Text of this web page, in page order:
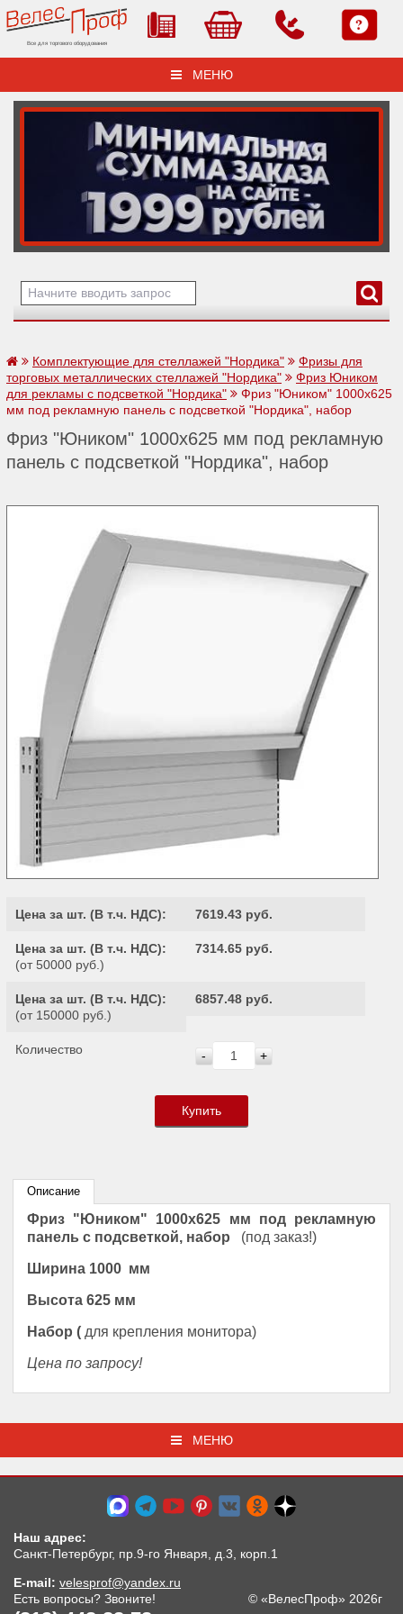
Все для торгового оборудования
МЕНЮ
Комплектующие для стеллажей "Нордика"
Фризы для
торговых металлических стеллажей "Нордика"
Фриз Юником
для рекламы с подсветкой "Нордика"
Фриз "Юником" 1000х625
мм под рекламную панель с подсветкой "Нордика", набор
Фриз "Юником" 1000х625 мм под рекламную
панель с подсветкой "Нордика", набор
Цена за шт. (В т.ч. НДС): 7619.43 руб.
Цена за шт. (В т.ч. НДС):
(от 50000 руб.)
7314.65 руб.
Цена за шт. (В т.ч. НДС):
(от 150000 руб.)
6857.48 руб.
Количество - +
Купить
Описание
Фриз "Юником" 1000х625 мм под рекламную
панель с подсветкой, набор (под заказ!)
Ширина 1000 мм
Высота 625 мм
Набор ( для крепления монитора)
Цена по запросу!
МЕНЮ
Наш адрес:
Санкт-Петербург, пр.9-го Января, д.3, корп.1
E-mail: velesprof@yandex.ru
Есть вопросы? Звоните!
© «ВелесПроф» 2026г